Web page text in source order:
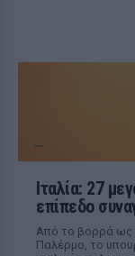
Ιταλία: 27
επίπεδο
Από το βορρά ως
Παλέρμο, το